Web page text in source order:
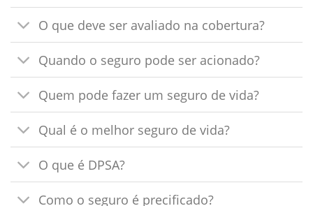
O que deve ser avaliado na cobertura?
Quando o seguro pode ser acionado?
Quem pode fazer um seguro de vida?
Qual é o melhor seguro de vida?
O que é DPSA?
Como o seguro é precificado?